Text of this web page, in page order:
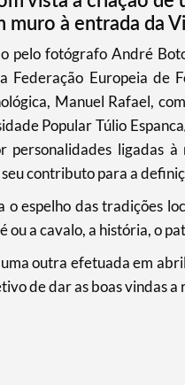
à entrada da
pelo fotógrafo André
Federação Europeia de
Manuel Rafael,
Popular Túlio
personalidades ligadas
contributo para a
o espelho das tradições
ou a cavalo, a história, o
outra efetuada em
de dar as boas vindas a